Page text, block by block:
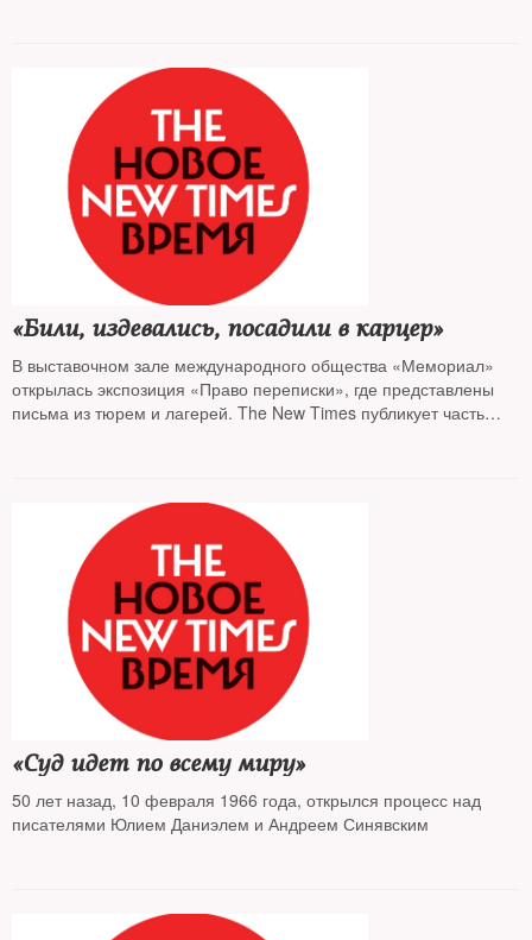
«Били, издевались, посадили в карцер»
В выставочном зале международного общества «Мемориал»
открылась экспозиция «Право переписки», где представлены
письма из тюрем и лагерей. The New Times публикует часть
«Суд идет по всему миру»
50 лет назад, 10 февраля 1966 года, открылся процесс над
писателями Юлием Даниэлем и Андреем Синявским